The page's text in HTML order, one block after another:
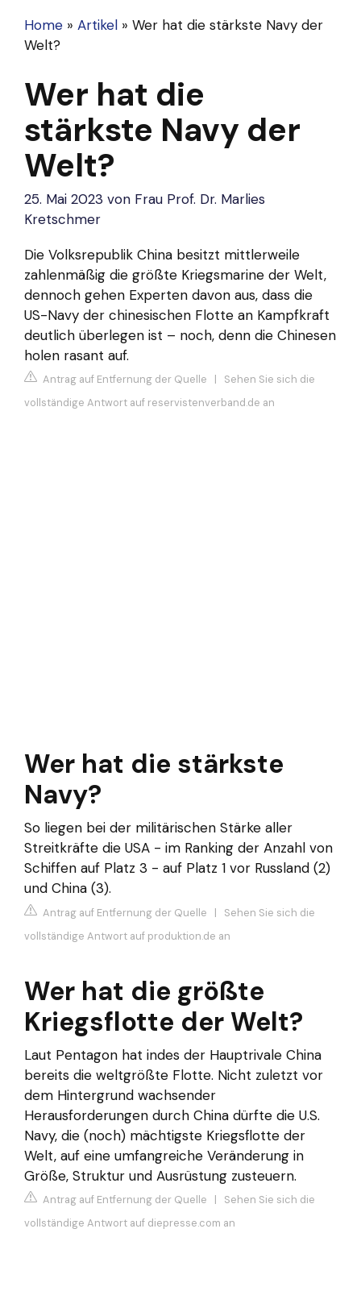
Home » Artikel » Wer hat die stärkste Navy der
Welt?
Wer hat die
stärkste Navy der
Welt?
25. Mai 2023 von Frau Prof. Dr. Marlies
Kretschmer
Die Volksrepublik China besitzt mittlerweile
zahlenmäßig die größte Kriegsmarine der Welt,
dennoch gehen Experten davon aus, dass die
US-Navy der chinesischen Flotte an Kampfkraft
deutlich überlegen ist – noch, denn die Chinesen
holen rasant auf.
Antrag auf Entfernung der Quelle | Sehen Sie sich die
vollständige Antwort auf reservistenverband.de an
Wer hat die stärkste
Navy?
So liegen bei der militärischen Stärke aller
Streitkräfte die USA - im Ranking der Anzahl von
Schiffen auf Platz 3 - auf Platz 1 vor Russland (2)
und China (3).
Antrag auf Entfernung der Quelle | Sehen Sie sich die
vollständige Antwort auf produktion.de an
Wer hat die größte
Kriegsflotte der Welt?
Laut Pentagon hat indes der Hauptrivale China
bereits die weltgrößte Flotte. Nicht zuletzt vor
dem Hintergrund wachsender
Herausforderungen durch China dürfte die U.S.
Navy, die (noch) mächtigste Kriegsflotte der
Welt, auf eine umfangreiche Veränderung in
Größe, Struktur und Ausrüstung zusteuern.
Antrag auf Entfernung der Quelle | Sehen Sie sich die
vollständige Antwort auf diepresse.com an